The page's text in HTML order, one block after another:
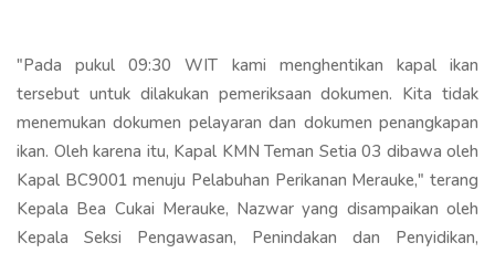
"Pada pukul 09:30 WIT kami menghentikan kapal ikan
tersebut untuk dilakukan pemeriksaan dokumen. Kita tidak
menemukan dokumen pelayaran dan dokumen penangkapan
ikan. Oleh karena itu, Kapal KMN Teman Setia 03 dibawa oleh
Kapal BC9001 menuju Pelabuhan Perikanan Merauke," terang
Kepala Bea Cukai Merauke, Nazwar yang disampaikan oleh
Kepala Seksi Pengawasan, Penindakan dan Penyidikan,